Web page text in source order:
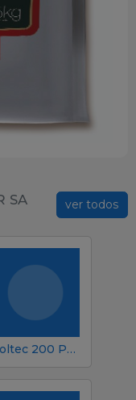
ver todos
SA
Coltec 200 Premix